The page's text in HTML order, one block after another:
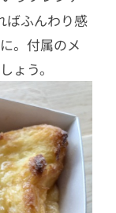
ばふんわり感
。付属のメ
ょう。